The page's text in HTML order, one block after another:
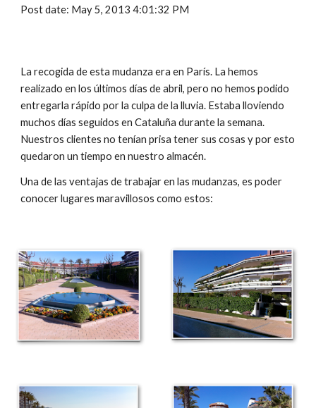
Post date: May 5, 2013 4:01:32 PM
La recogida de esta mudanza era en París. La hemos
realizado en los últimos días de abril, pero no hemos podido
entregarla rápido por la culpa de la lluvia. Estaba lloviendo
muchos días seguidos en Cataluña durante la semana.
Nuestros clientes no tenían prisa tener sus cosas y por esto
quedaron un tiempo en nuestro almacén.
Una de las ventajas de trabajar en las mudanzas, es poder
conocer lugares maravillosos como estos: